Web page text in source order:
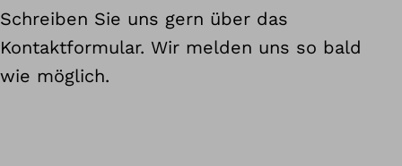
Schreiben Sie uns gern über das
Kontaktformular. Wir melden uns so bald
wie möglich.